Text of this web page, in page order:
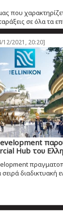
που
σε όλα τα
2021, 20:20]
Hub του
σειρά διαδικτυακή